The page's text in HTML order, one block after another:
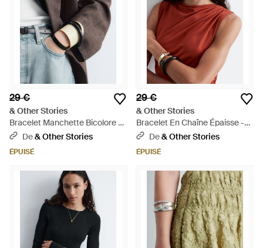
29 €
& Other Stories
Bracelet Manchette Bicolore -
NoirDe& Other Stories
ÉPUISÉ
29 €
& Other Stories
Bracelet En Chaîne Épaisse -
Rouge
De& Other Stories
ÉPUISÉ